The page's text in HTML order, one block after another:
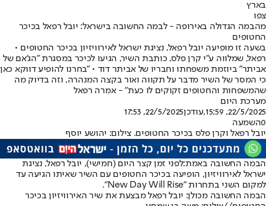
בארץ
צפו
מהבמה הגדולה באירופה - לבמה החשובה בישראל: יובל רפאל בכיכר
החטופים
בשעה זו מופיעה יובל רפאל, נציגת ישראל לאירוויזיון בכיכר החטופים •
רפאל, שמלווה ע"י קרן פלס, כותבת השיר, הגיעו לכיכר במסגרת "הג'אם של
אביתר" ביוזמת משפחתו וחבריו של אביתר דוד • "בחרנו להופיע דווקא כאן
כי המסר של השיר מדבר על תקווה ואור בקצה המנהרה, וזה בדיוק מה
שהמשפחות והחטופים זקוקים לו כעת" - אמרה רפאל
מערכת היום
22/5/2025, 15:59
,עודכן22/5/2025, 17:53
0השמעה
יובל רפאל וקרן פלס בכיכר החטופים. צילום: יהושע יוסף
הבמה החשובה באמת:לפני זמן קצר היום (חמישי), יובל רפאל, נציגת
ישראל לאירוויזיון, הופיעה בכיכר החטופים עם השיר שאיתו הגיעה עד
למקום השני בתחרות "New Day Will Rise".
הבמה החשובה מכולן: יובל רפאל מבצעת את שיר האירוויזיון בכיכר